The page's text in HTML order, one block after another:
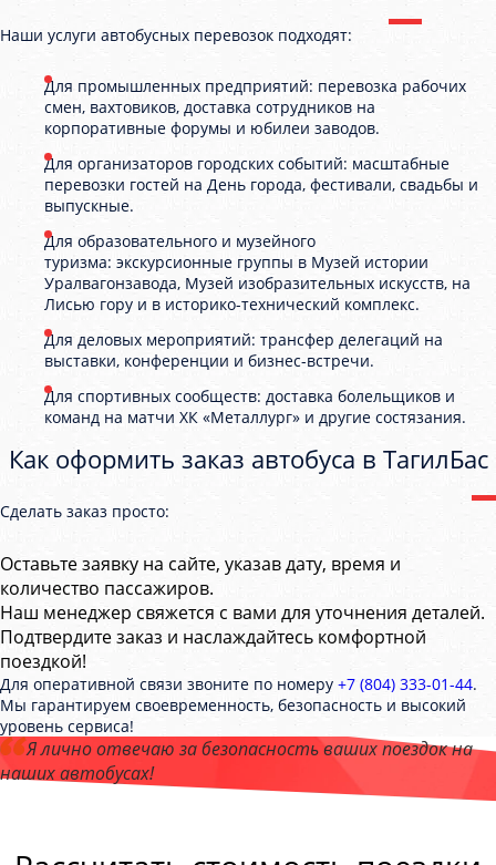
Наши услуги автобусных перевозок подходят:
Для промышленных предприятий: перевозка рабочих
смен, вахтовиков, доставка сотрудников на
корпоративные форумы и юбилеи заводов.
Для организаторов городских событий: масштабные
перевозки гостей на День города, фестивали, свадьбы и
выпускные.
Для образовательного и музейного
туризма: экскурсионные группы в Музей истории
Уралвагонзавода, Музей изобразительных искусств, на
Лисью гору и в историко-технический комплекс.
Для деловых мероприятий: трансфер делегаций на
выставки, конференции и бизнес-встречи.
Для спортивных сообществ: доставка болельщиков и
команд на матчи ХК «Металлург» и другие состязания.
Как оформить заказ автобуса в ТагилБас
Сделать заказ просто:
Оставьте заявку на сайте, указав дату, время и
количество пассажиров.
Наш менеджер свяжется с вами для уточнения деталей.
Подтвердите заказ и наслаждайтесь комфортной
поездкой!
Для оперативной связи звоните по номеру +7 (804) 333-01-44.
Мы гарантируем своевременность, безопасность и высокий
уровень сервиса!
Я лично отвечаю за безопасность ваших поездок на
наших автобусах!